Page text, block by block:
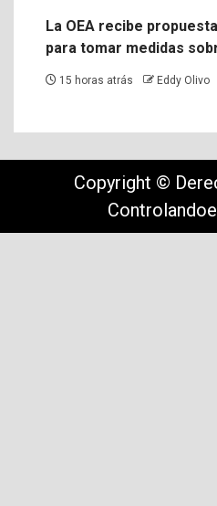
La OEA recibe
para tomar medidas
15 horas atrás Eddy Olivo
Copyright ©